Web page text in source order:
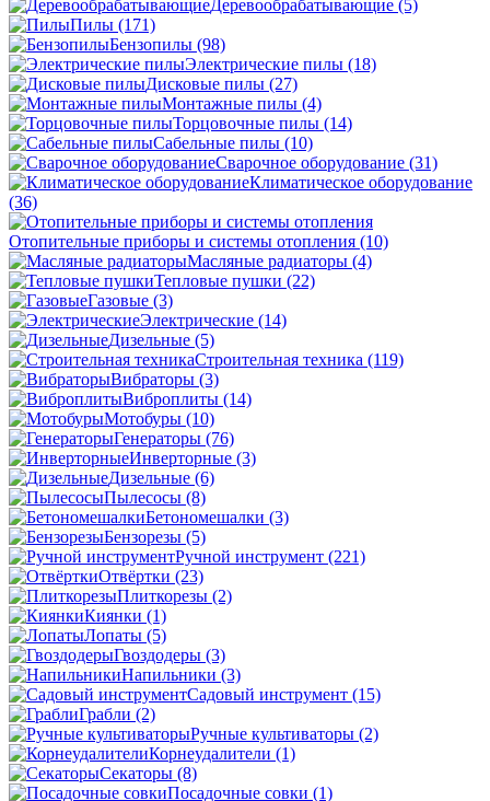
Деревообрабатывающие (5)
Пилы (171)
Бензопилы (98)
Электрические пилы (18)
Дисковые пилы (27)
Монтажные пилы (4)
Торцовочные пилы (14)
Сабельные пилы (10)
Сварочное оборудование (31)
Климатическое оборудование
(36)
Отопительные приборы и системы отопления (10)
Масляные радиаторы (4)
Тепловые пушки (22)
Газовые (3)
Электрические (14)
Дизельные (5)
Строительная техника (119)
Вибраторы (3)
Виброплиты (14)
Мотобуры (10)
Генераторы (76)
Инверторные (3)
Дизельные (6)
Пылесосы (8)
Бетономешалки (3)
Бензорезы (5)
Ручной инструмент (221)
Отвёртки (23)
Плиткорезы (2)
Киянки (1)
Лопаты (5)
Гвоздодеры (3)
Напильники (3)
Садовый инструмент (15)
Грабли (2)
Ручные культиваторы (2)
Корнеудалители (1)
Секаторы (8)
Посадочные совки (1)